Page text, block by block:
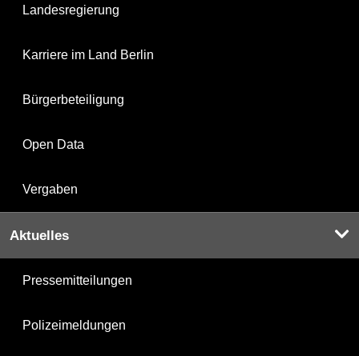
Landesregierung
Karriere im Land Berlin
Bürgerbeteiligung
Open Data
Vergaben
Aktuelles
Pressemitteilungen
Polizeimeldungen